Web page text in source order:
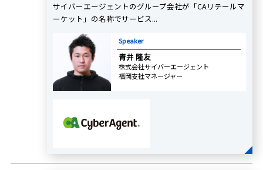
サイバーエージェントのグループ会社が「CAリテールマ
ーケット」の名称でサービス...
Speaker
青井 隆友
株式会社サイバーエージェント
福岡支社マネージャー